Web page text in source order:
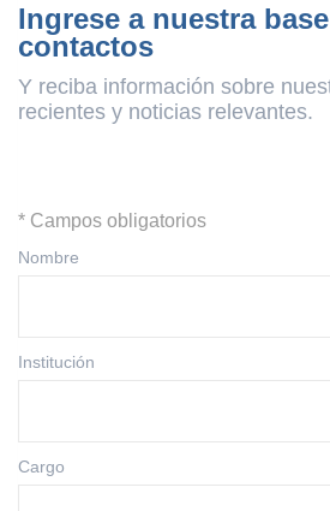
Ingrese a nuestra
contactos
Y reciba información sobre
recientes y noticias relevantes.
* Campos obligatorios
Nombre
Institución
Cargo